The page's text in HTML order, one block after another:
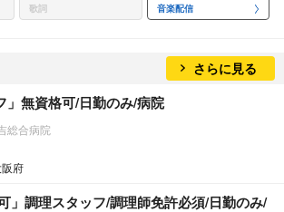
歌詞 音楽配信
さらに見る
」無資格可/日勤のみ/病院
総合病院
府
」調理スタッフ/調理師免許必須/日勤のみ/